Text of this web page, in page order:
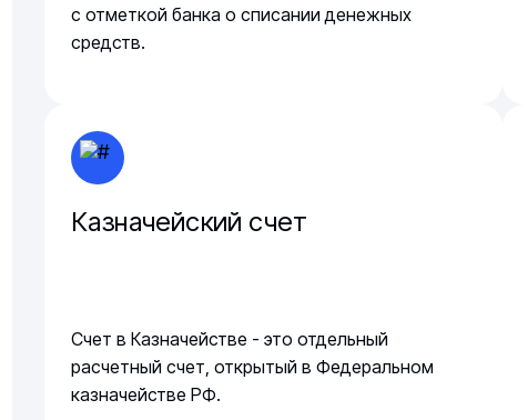
с отметкой банка о списании денежных
средств.
Казначейский счет
Счет в Казначействе - это отдельный
расчетный счет, открытый в Федеральном
казначействе РФ.